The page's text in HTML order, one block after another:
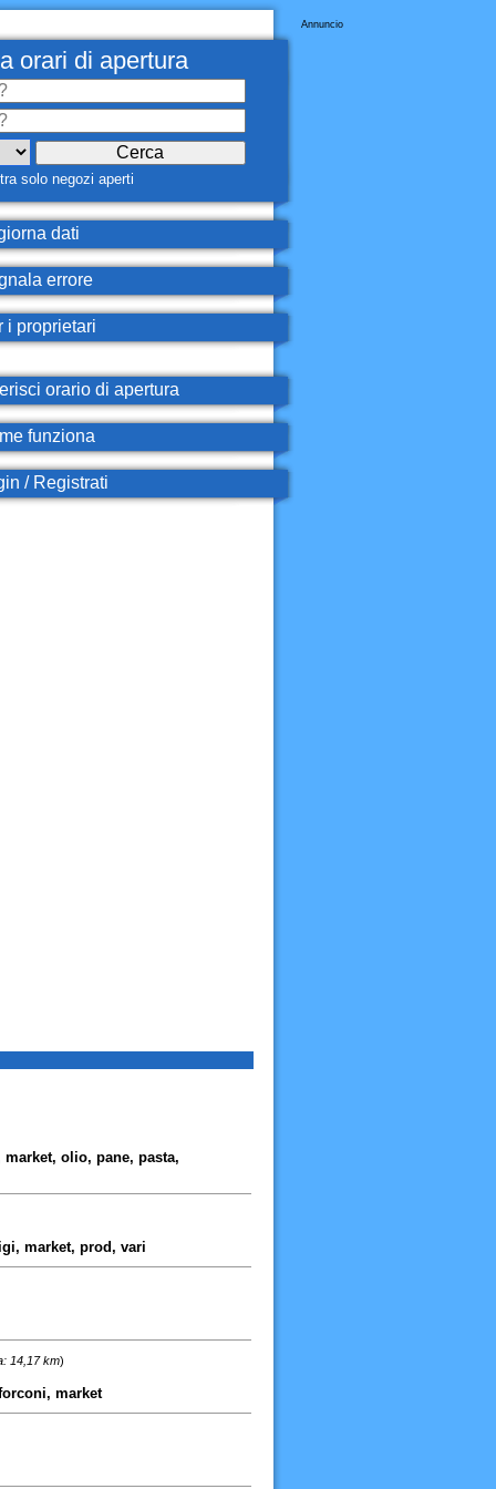
Annuncio
orari di apertura
solo negozi aperti
dati
errore
i proprietari
orario di apertura
funziona
/ Registrati
olio, pane, pasta,
market, prod, vari
14,17 km)
market